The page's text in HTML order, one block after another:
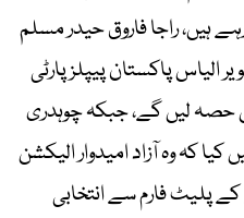
ہیں، راجا فاروق حیدر مسلم
الیاس پاکستان پیپلز پارٹی
حصہ لیں گے، جبکہ چوہدری
کہ وہ آزاد امیدوار الیکشن
پلیٹ فارم سے انتخابی